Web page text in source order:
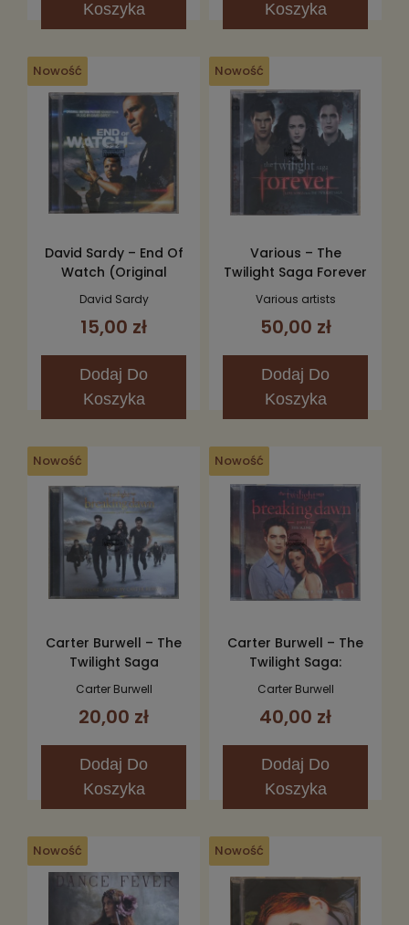
Koszyka
Koszyka
Nowość
David Sardy – End Of
Watch (Original
Motion Picture
Soundtrack) CD
David Sardy
15,00 zł
Dodaj Do
Koszyka
Nowość
Various – The
Twilight Saga Forever
(Love Songs From
2CD
Various artists
50,00 zł
Dodaj Do
Koszyka
Nowość
Carter Burwell – The
Twilight Saga
Breaking Dawn, Part 2
Picture Score) CD
Carter Burwell
20,00 zł
Dodaj Do
Koszyka
Nowość
Carter Burwell – The
Twilight Saga:
Breaking Dawn - Part
Carter Burwell
40,00 zł
Dodaj Do
Koszyka
Nowość Nowość